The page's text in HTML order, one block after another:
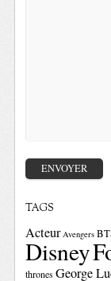
TAGS
Acteur Avengers
Disney
thrones George